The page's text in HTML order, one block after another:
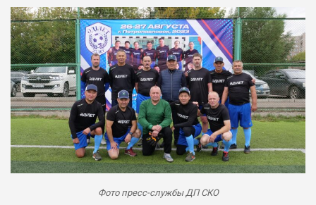
Фото пресс-службы ДП СКО